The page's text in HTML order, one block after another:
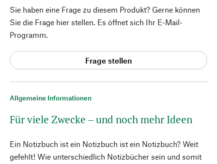
Allgemeine Informationen
Für viele Zwecke – und noch mehr Ideen
Ein Notizbuch ist ein Notizbuch ist ein Notizbuch? Weit
gefehlt! Wie unterschiedlich Notizbücher sein und somit
Sie haben eine Frage zu diesem Produkt? Gerne können
Sie die Frage hier stellen. Es öffnet sich Ihr E-Mail-
Programm.
Frage stellen